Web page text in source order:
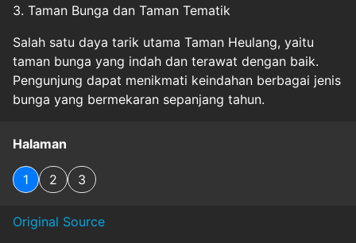
3. Taman Bunga dan Taman Tematik
Salah satu daya tarik utama Taman Heulang, yaitu
taman bunga yang indah dan terawat dengan baik.
Pengunjung dapat menikmati keindahan berbagai jenis
bunga yang bermekaran sepanjang tahun.
Halaman
1 2 3
Original Source